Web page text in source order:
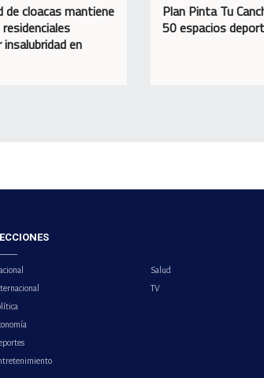
de cloacas mantiene
en
Plan Pinta Tu
50 espacios
Salud
TV